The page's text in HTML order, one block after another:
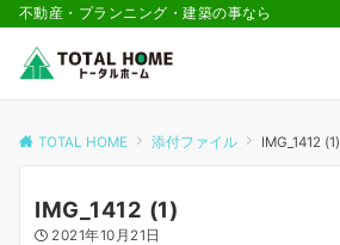
不動産・プランニング・建築の事なら
TOTAL HOME 添付ファイル IMG_1412 (1)
IMG_1412 (1)
2021年10月21日